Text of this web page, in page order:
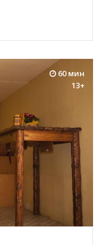
60 мин
13+